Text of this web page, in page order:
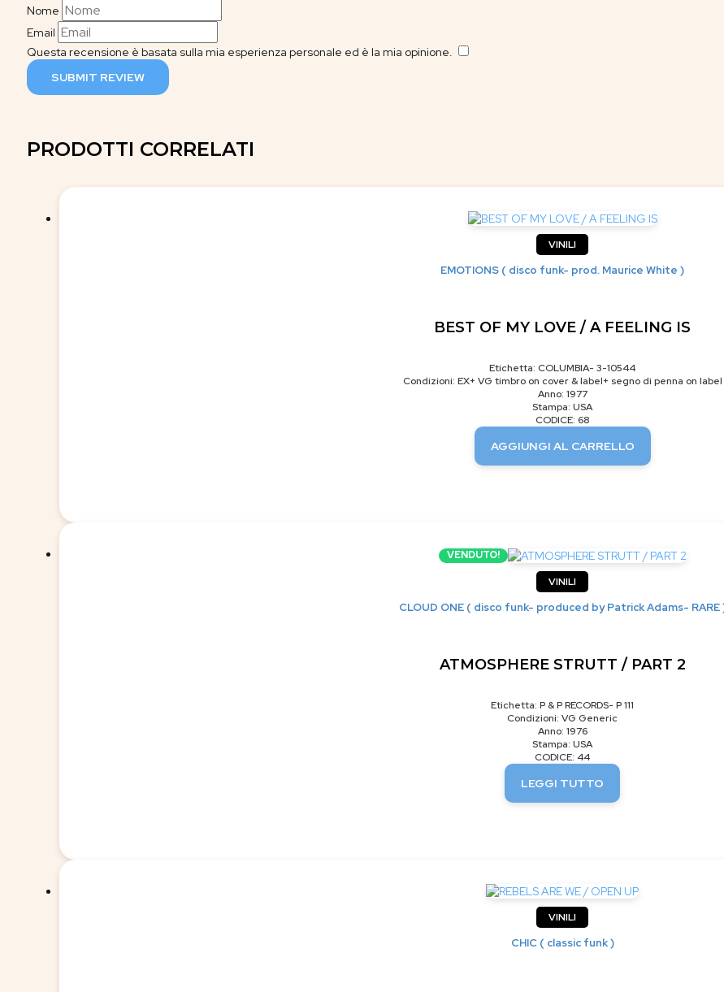
Nome
Email
Questa recensione è basata sulla mia esperienza personale ed è la mia opinione.
SUBMIT REVIEW
PRODOTTI CORRELATI
VINILI
EMOTIONS ( disco funk- prod. Maurice White )
BEST OF MY LOVE / A FEELING IS
Etichetta: COLUMBIA- 3-10544
Condizioni: EX+ VG timbro on cover & label+ segno di penna on label
Anno: 1977
Stampa: USA
CODICE: 68
AGGIUNGI AL CARRELLO
VENDUTO!
VINILI
CLOUD ONE ( disco funk- produced by Patrick Adams- RARE
ATMOSPHERE STRUTT / PART 2
Etichetta: P & P RECORDS- P 111
Condizioni: VG Generic
Anno: 1976
Stampa: USA
CODICE: 44
LEGGI TUTTO
VINILI
CHIC ( classic funk )